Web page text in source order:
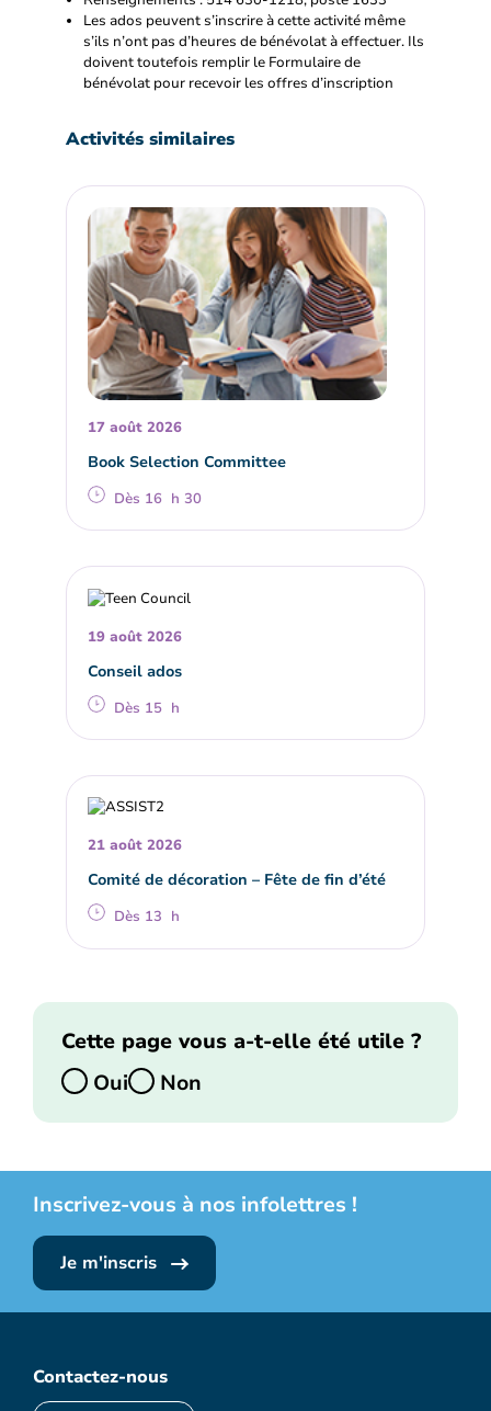
Les ados peuvent s’inscrire à cette activité même
s’ils n’ont pas d’heures de bénévolat à effectuer. Ils
doivent toutefois remplir le Formulaire de
bénévolat pour recevoir les offres d’inscription
Activités similaires
17 août 2026
Book Selection Committee
Dès 16 h 30
19 août 2026
Conseil ados
Dès 15 h
21 août 2026
Comité de décoration – Fête de fin d’été
Dès 13 h
Cette page vous a-t-elle été utile ?
Oui
Non
Inscrivez-vous à nos infolettres !
Je m'inscris
Contactez-nous